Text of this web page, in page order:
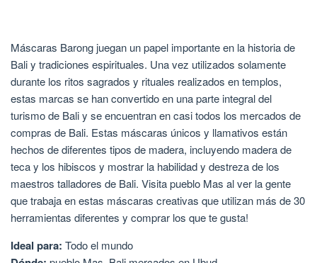
Máscaras Barong juegan un papel importante en la historia de
Bali y tradiciones espirituales. Una vez utilizados solamente
durante los ritos sagrados y rituales realizados en templos,
estas marcas se han convertido en una parte integral del
turismo de Bali y se encuentran en casi todos los mercados de
compras de Bali. Estas máscaras únicos y llamativos están
hechos de diferentes tipos de madera, incluyendo madera de
teca y los hibiscos y mostrar la habilidad y destreza de los
maestros talladores de Bali. Visita pueblo Mas al ver la gente
que trabaja en estas máscaras creativas que utilizan más de 30
herramientas diferentes y comprar los que te gusta!
Ideal para: Todo el mundo